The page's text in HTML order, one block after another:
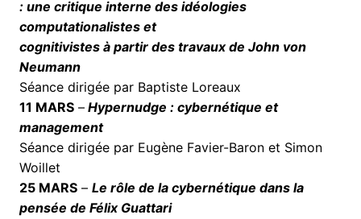
: une critique interne des idéologies
computationalistes et
cognitivistes à partir des travaux de John von
Neumann
Séance dirigée par Baptiste Loreaux
11 MARS–Hypernudge : cybernétique et
management
Séance dirigée par Eugène Favier-Baron et Simon
Woillet
25 MARS– Le rôle de la cybernétique dans la
pensée de Félix Guattari